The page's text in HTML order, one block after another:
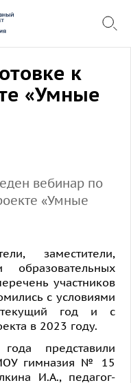
к
«Умные
вебинар по
«Умные
заместители,
образовательных
участников
с условиями
текущий год и с
в 2023 году.
представили
гимназия № 15
И.А., педагог-